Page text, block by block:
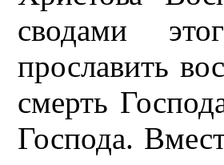
сводами
прославить
смерть
Господа.